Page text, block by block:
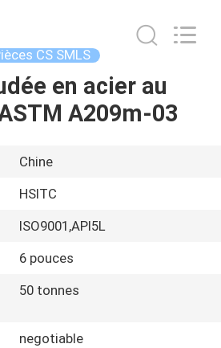
CS SMLS
en acier au
A209m-03
Chine
HSITC
ISO9001,API5L
6 pouces
50 tonnes
negotiable